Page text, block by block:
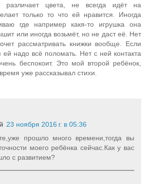
различает цвета, не всегда идёт на
только то что ей нравится. Иногда
где например какя-то игрушка она
или иногда возьмёт, но не даст её. Нет
рассматривать книжки вообще. Если
ей надо всё поломать. Нет с ней контакта
беспокоит. Это мой второй ребёнок,
уже рассказывал стихи.
23 ноября 2016 г. в 05:36
прошло много времени,тогда вы
моего ребёнка сейчас.Как у вас
с развитием?